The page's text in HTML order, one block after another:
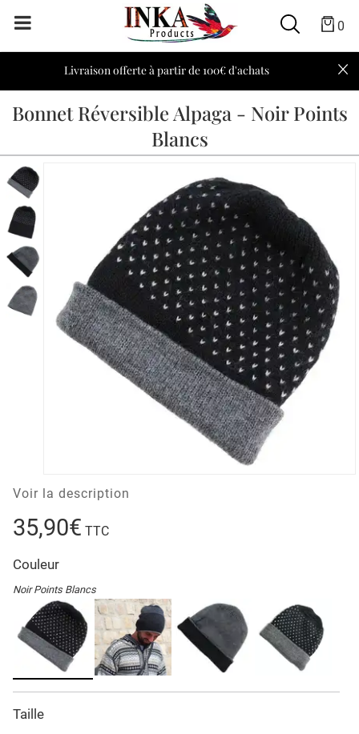
0
Livraison offerte à partir de 100€ d'achats
Bonnet Réversible Alpaga - Noir Points
Blancs
Voir la description
35,90€ TTC
Couleur
Noir Points Blancs
Taille